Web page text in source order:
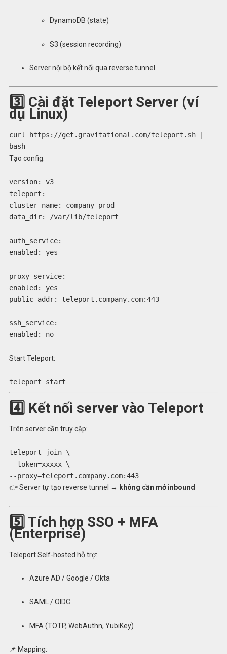
DynamoDB (state)
S3 (session recording)
Server nội bộ kết nối qua reverse tunnel
3️⃣ Cài đặt Teleport Server (ví
dụ Linux)
curl https://get.gravitational.com/teleport.sh |
bash
Tạo config:
version:
v3
teleport:
cluster_name:
company-prod
data_dir:
/var/lib/teleport
auth_service:
enabled:
yes
proxy_service:
enabled:
yes
public_addr:
teleport.company.com:443
ssh_service:
enabled:
no
Start Teleport:
teleport start
4️⃣ Kết nối server vào Teleport
Trên server cần truy cập:
teleport join\
--token=xxxxx \
--proxy=teleport.company.com:443
👉 Server tự tạo reverse tunnel → không cần mở inbound
5️⃣ Tích hợp SSO + MFA
(Enterprise)
Teleport Self-hosted hỗ trợ:
Azure AD / Google / Okta
SAML / OIDC
MFA (TOTP, WebAuthn, YubiKey)
📌 Mapping: